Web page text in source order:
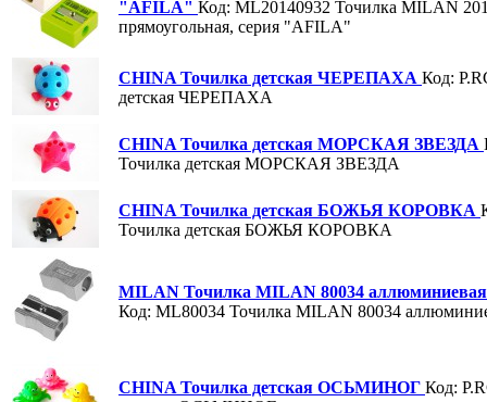
"AFILA" Код: ML20140932 Точилка MILAN
прямоугольная, серия "AFILA"
CHINA Точилка детская ЧЕРЕПАХА Код:
детская ЧЕРЕПАХА
CHINA Точилка детская МОРСКАЯ ЗВЕЗДА
Точилка детская МОРСКАЯ ЗВЕЗДА
CHINA Точилка детская БОЖЬЯ КОРОВКА
Точилка детская БОЖЬЯ КОРОВКА
MILAN Точилка MILAN 80034 аллюминиевая
Код: ML80034 Точилка MILAN 80034
CHINA Точилка детская ОСЬМИНОГ Код: